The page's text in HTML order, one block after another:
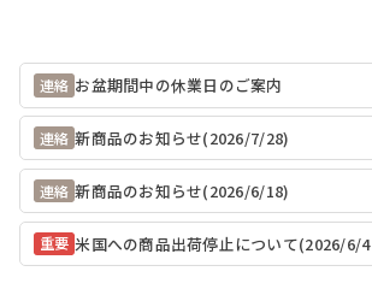
連絡 お盆期間中の休業日のご案内
連絡 新商品のお知らせ(2026/7/28)
連絡 新商品のお知らせ(2026/6/18)
重要 米国への商品出荷停止について(2026/6/